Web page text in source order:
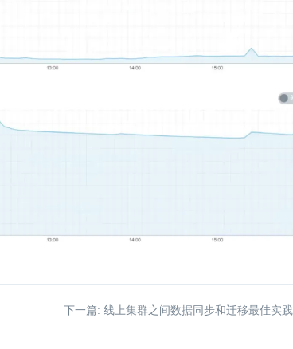
下一篇: 线上集群之间数据同步和迁移最佳实践